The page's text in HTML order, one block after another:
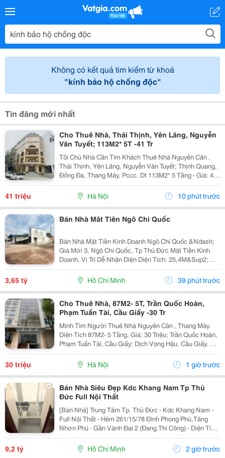
Không có kết quả tìm kiếm từ khoá
"kính bảo hộ chống độc"
Tin đăng mới nhất
Cho Thuê Nhà, Thái Thịnh, Yên Lãng, Nguyễn
Văn Tuyết; 113M2* 5T -41 Tr
Tôi Chủ Nhà Cần Tìm Khách Thuê Nhà Nguyên Căn ,
Thái Thịnh, Yên Lãng, Nguyễn Văn Tuyết; Thịnh Quang,
Đống Đa, Thang Máy, Pccc. Dt 113M2* 5 Tầng - Giá: 41
Triệu. - Liên Hệ Trực Tiếp Chính Chủ: 0946814103 - Vỉa
Hè Lớn, Mặt Tiền Rộng, Thoáng. - Vị Trí...
41 triệu Hà Nội 10 phút trước
Bán Nhà Măt Tiên Ngô Chi Quốc
Bán Nhà Mặt Tiền Kinh Doanh Ngô Chí Quốc &Ndash;
Giá Mới 3, Ngô Chí Quốc, Tp Thủ Đức Mặt Tiền Kinh
Doanh, Vị Trí Dễ Nhận Diện Diện Tích: 25,4M&Sup2;
Giá: 3,65 Tỷ * Sau Chợ Đầu Mối Thủ Đức * Gần Khu
Chế Xuất Linh Trung * Khu Dân Cư Đông Đúc,...
3,65 tỷ Hồ Chí Minh 39 phút trước
Cho Thuê Nhà, 87M2- 5T, Trần Quốc Hoàn,
Phạm Tuấn Tài, Cầu Giấy -30 Tr
Mình Tìm Người Thuê Nhà Nguyên Căn , Thang Máy.
Diện Tích 87M2- 5 Tầng, Giá: 30 Triệu; Trần Quốc Hoàn,
Phạm Tuấn Tài, Cầu Giấy; Dịch Vọng Hậu, Cầu Giấy. +
Liên Hệ Trực Tiếp Chủ Nhà: 0988289962 + Vỉa Hè Lớn,
Mặt Tiền Rộng,Thoáng. + Vị Trí Gần Ngay...
30 triệu Hà Nội 1 giờ trước
Bán Nhà Siêu Đẹp Kdc Khang Nam Tp Thủ
Đức Full Nội Thất
[Bán Nhà] Trung Tâm Tp. Thủ Đức - Kdc Khang Nam -
Full Nội Thất - Hẻm 261/15/78 Đình Phong Phú,Tăng
Nhơn Phú - Gần Vành Đai 2 (Đang Thi Công) - Diện Tích
Lý Tưởng: 5.6M X 14.2M (Tổng Diện Tích Công Nhận:
80M2). - Kết Cấu Kiên Cố: 1 Trệt, 2 Lầu,...
9,2 tỷ Hồ Chí Minh 2 giờ trước